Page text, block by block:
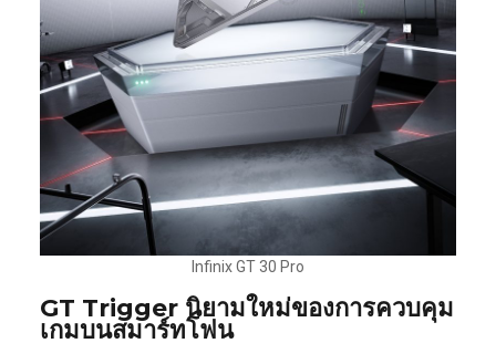
Infinix GT 30 Pro
GT Trigger นิยามใหม่ของการควบคุม
เกมบนสมาร์ทโฟน